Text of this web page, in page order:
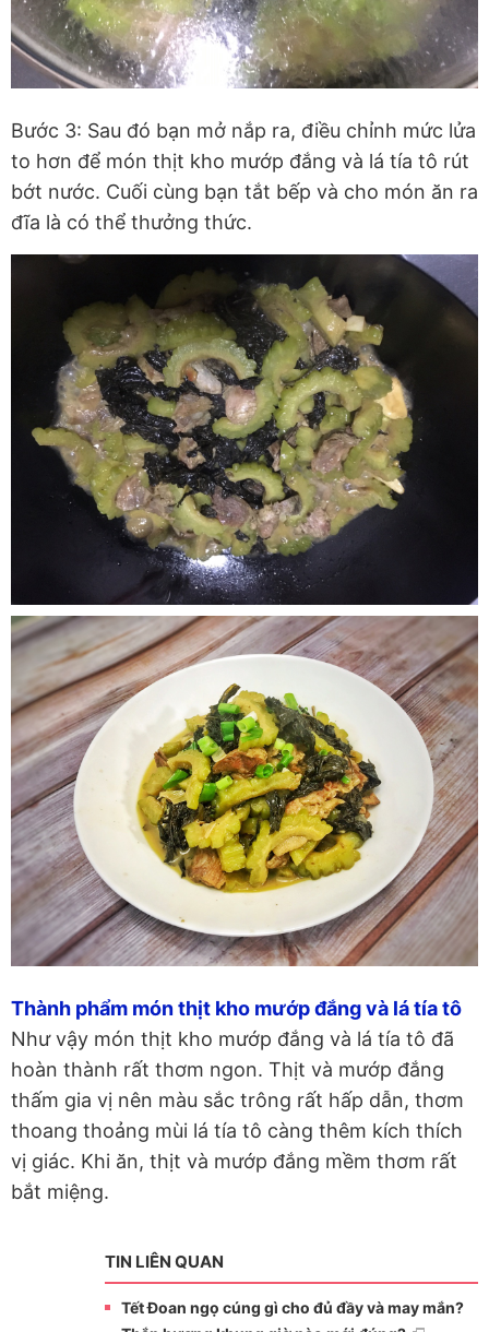
Bước 3: Sau đó bạn mở nắp ra, điều chỉnh mức lửa
to hơn để món thịt kho mướp đắng và lá tía tô rút
bớt nước. Cuối cùng bạn tắt bếp và cho món ăn ra
đĩa là có thể thưởng thức.
Thành phẩm món thịt kho mướp đắng và lá tía tô
Như vậy món thịt kho mướp đắng và lá tía tô đã
hoàn thành rất thơm ngon. Thịt và mướp đắng
thấm gia vị nên màu sắc trông rất hấp dẫn, thơm
thoang thoảng mùi lá tía tô càng thêm kích thích
vị giác. Khi ăn, thịt và mướp đắng mềm thơm rất
bắt miệng.
TIN LIÊN QUAN
Tết Đoan ngọ cúng gì cho đủ đầy và may mắn?